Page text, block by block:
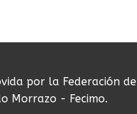
por la Federación de
Morrazo - Fecimo.